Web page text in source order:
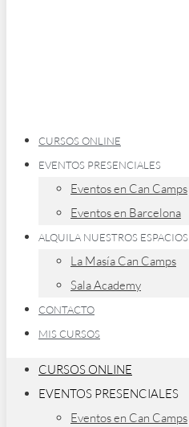
CURSOS ONLINE
EVENTOS PRESENCIALES
Eventos en Can Camps
Eventos en Barcelona
ALQUILA NUESTROS ESPACIOS
La Masía Can Camps
Sala Academy
CONTACTO
MIS CURSOS
CURSOS ONLINE
EVENTOS PRESENCIALES
Eventos en Can Camps